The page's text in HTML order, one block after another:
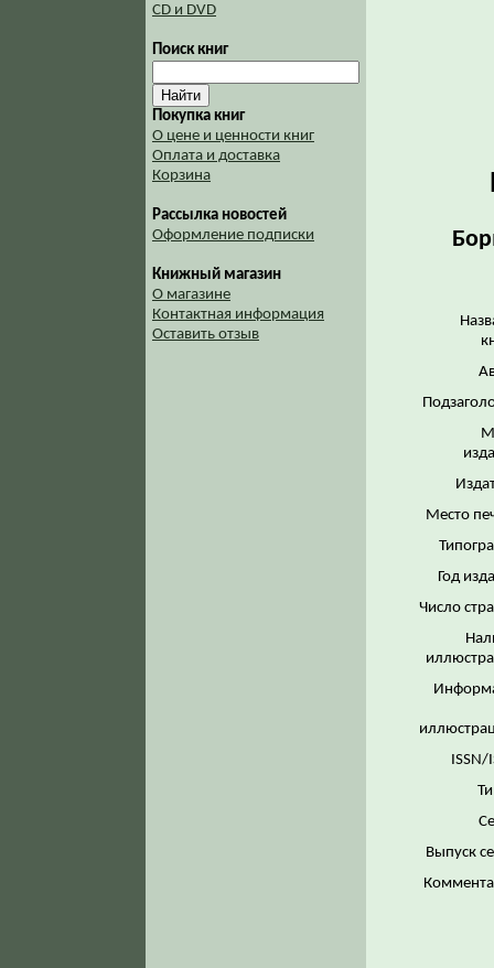
CD и DVD
Поиск книг
Покупка книг
О цене и ценности книг
Оплата и доставка
Корзина
Рассылка новостей
Оформление подписки
Книжный магазин
О магазине
Контактная информация
Оставить отзыв
Место
Год
Число
ISSN/
Выпуск